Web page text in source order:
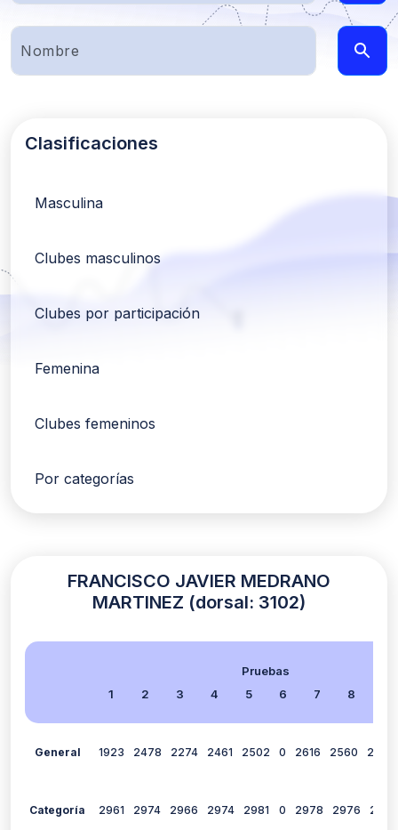
Clasificaciones
Masculina
Clubes masculinos
Clubes por participación
Femenina
Clubes femeninos
Por categorías
FRANCISCO JAVIER MEDRANO
MARTINEZ (dorsal: 3102)
Pruebas
1
2 3 4 5 6 7 8
General 1923 2478 2274 2461 2502 0 2616 2560 2584
Categoría 2961 2974 2966 2974 2981 0 2978 2976 2971